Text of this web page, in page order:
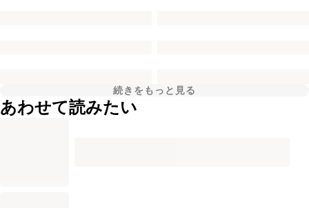
続きをもっと見る
あわせて読みたい